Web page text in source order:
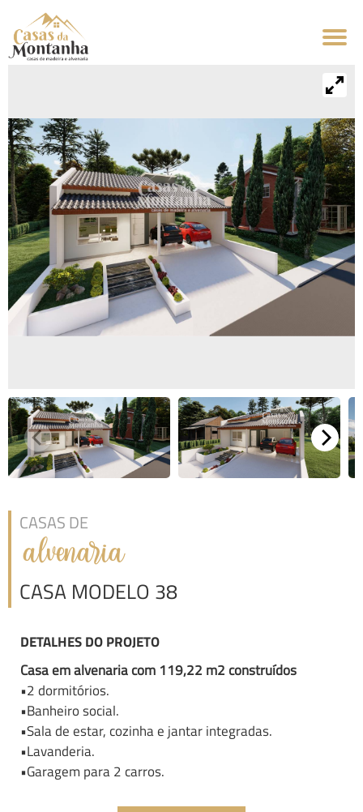
CASAS DE
alvenaria
CASA MODELO 38
DETALHES DO PROJETO
Casa em alvenaria com 119,22 m2 construídos
•2 dormitórios.
•Banheiro social.
•Sala de estar, cozinha e jantar integradas.
•Lavanderia.
•Garagem para 2 carros.